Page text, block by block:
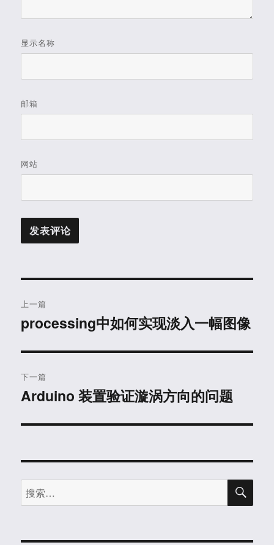
显示名称
邮箱
网站
章
航
上一篇
上
文
章：
processing中如何实现淡入一幅图像
下一篇
下
文
Arduino 装置验证漩涡方向的问题
搜
索：
搜